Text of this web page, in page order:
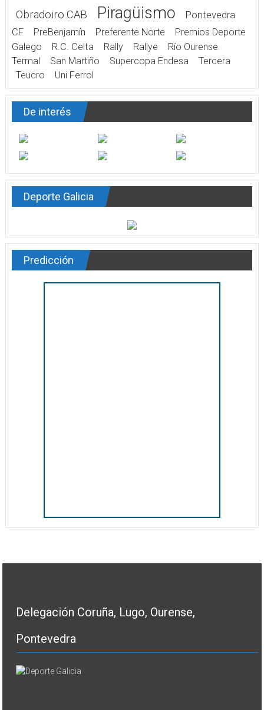
Obradoiro CAB Piragüismo
Pontevedra
CF
PreBenjamín Preferente Norte
Premios Deporte
Galego
R.C. Celta Rally Rallye
Río Ourense
Termal
San Martiño Supercopa Endesa
Tercera
Teucro
Uni Ferrol
De interés
Deporte Galicia
Predicción
Delegación Coruña, Lugo, Ourense,
Pontevedra